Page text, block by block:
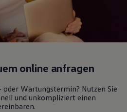
online anfragen
oder Wartungstermin? Nutzen Sie
und unkompliziert einen